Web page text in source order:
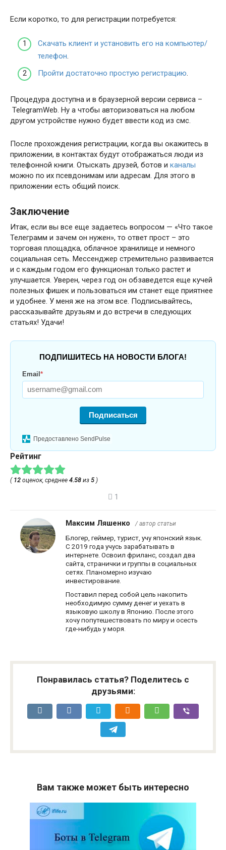
Если коротко, то для регистрации потребуется:
Скачать клиент и установить его на компьютер/
телефон.
Пройти достаточно простую регистрацию.
Процедура доступна и в браузерной версии сервиса –
TelegramWeb. Ну а чтобы авторизоваться на любом
другом устройстве нужно будет ввести код из смс.
После прохождения регистрации, когда вы окажитесь в
приложении, в контактах будут отображаться люди из
телефонной книги. Отыскать друзей, ботов и каналы
можно по их псевдонимам или адресам. Для этого в
приложении есть общий поиск.
Заключение
Итак, если вы все еще задаетесь вопросом — «Что такое
Телеграмм и зачем он нужен», то ответ прост – это
торговая площадка, облачное хранилище и немного
социальная сеть. Мессенджер стремительно развивается
и с каждым годом его функционал только растет и
улучшается. Уверен, через год он обзаведется еще кучей
полезных фишек и пользоваться им станет еще приятнее
и удобнее. У меня же на этом все. Подписывайтесь,
рассказывайте друзьям и до встречи в следующих
статьях! Удачи!
ПОДПИШИТЕСЬ НА НОВОСТИ БЛОГА!
Email*
Подписаться
Предоставлено SendPulse
Рейтинг
( 12 оценок, среднее 4.58 из 5 )
1
Максим Ляшенко / автор статьи
Блогер, геймер, турист, учу японский язык.
С 2019 года учусь зарабатывать в
интернете. Освоил фриланс, создал два
сайта, странички и группы в социальных
сетях. Планомерно изучаю
инвестирование.
Поставил перед собой цель накопить
необходимую сумму денег и уехать в
языковую школу в Японию. После этого
хочу попутешествовать по миру и осесть
где-нибудь у моря.
Понравилась статья? Поделитесь с
друзьями:
Вам также может быть интересно